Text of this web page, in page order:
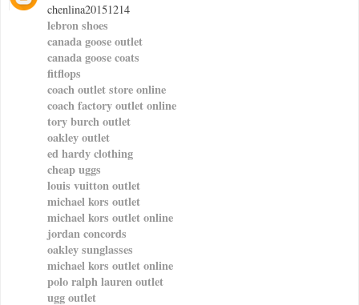
chenlina20151214
lebron shoes
canada goose outlet
canada goose coats
fitflops
coach outlet store online
coach factory outlet online
tory burch outlet
oakley outlet
ed hardy clothing
cheap uggs
louis vuitton outlet
michael kors outlet
michael kors outlet online
jordan concords
oakley sunglasses
michael kors outlet online
polo ralph lauren outlet
ugg outlet